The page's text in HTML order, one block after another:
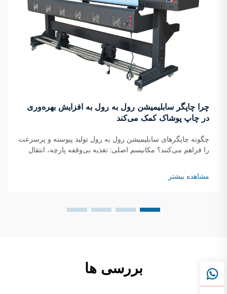
چرا چاپگر سابلیمیشن رول به رول به افزایش بهره‌وری
در چاپ پوشاک کمک می‌کند
چگونه چاپگرهای سابلیمیشن رول به رول تولید پیوسته و پرسرعت
را فراهم می‌کنند؟ مکانیسم اصلی: تغذیه بی‌وقفه پارچه، انتقال
رول به رول با استفاده از یک سیستم پیوسته کار می‌کنند که در آن
رول‌های پارچه...
مشاهده بیشتر
بررسی ها